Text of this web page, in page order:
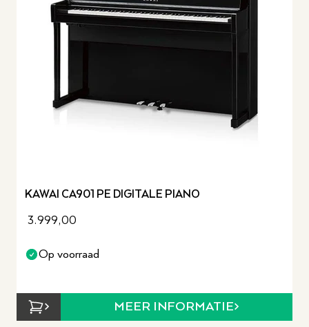
KAWAI CA901 PE DIGITALE PIANO
3.999,00
Op voorraad
MEER INFORMATIE